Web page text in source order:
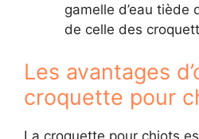
gamelle d’eau tiède
de celle des
Les avantages
croquette pour
La croquette pour chiots